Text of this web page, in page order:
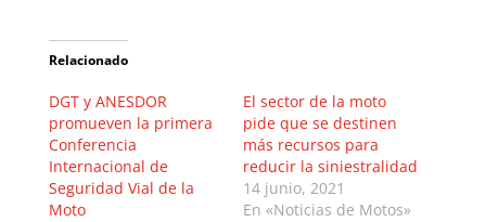
Relacionado
DGT y ANESDOR
promueven la primera
Conferencia
Internacional de
Seguridad Vial de la
Moto
El sector de la moto
pide que se destinen
más recursos para
reducir la siniestralidad
14 junio, 2021
En «Noticias de Motos»